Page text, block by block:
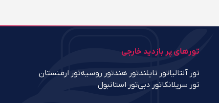
تورهای پر بازدید خارجی
تور آنتالیاتور تایلندتور هندتور روسیهتور ارمنستان
تور سریلانکاتور دبیتور استانبول